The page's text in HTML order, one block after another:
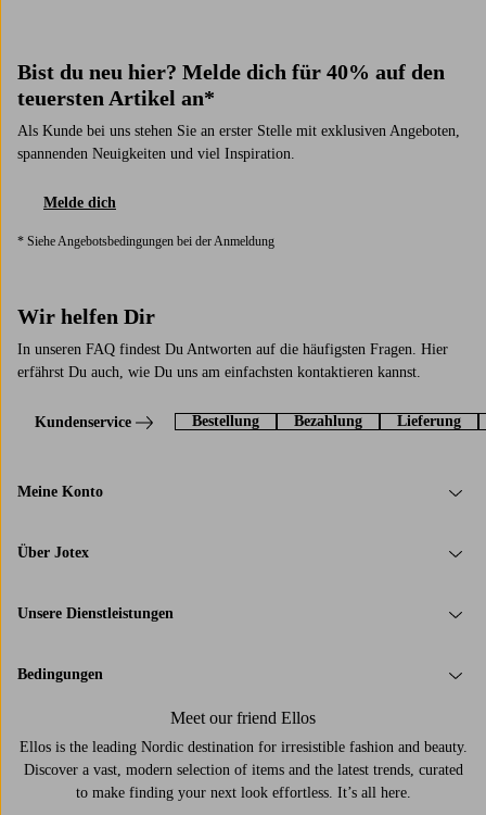
Bist du neu hier? Melde dich für 40% auf den
teuersten Artikel an*
Als Kunde bei uns stehen Sie an erster Stelle mit exklusiven Angeboten,
spannenden Neuigkeiten und viel Inspiration.
Melde dich
* Siehe Angebotsbedingungen bei der Anmeldung
Wir helfen Dir
In unseren FAQ findest Du Antworten auf die häufigsten Fragen. Hier
erfährst Du auch, wie Du uns am einfachsten kontaktieren kannst.
Kundenservice Bestellung Bezahlung Lieferung
Meine Konto
Über Jotex
Unsere Dienstleistungen
Bedingungen
Meet our friend Ellos
Ellos is the leading Nordic destination for irresistible fashion and beauty.
Discover a vast, modern selection of items and the latest trends, curated
to make finding your next look effortless. It’s all here.